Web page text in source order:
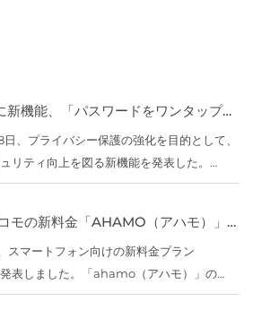
機能、「パスワードをワンタップで
、プライバシー保護の強化を目的として、
リティ向上を図る新機能を発表した。
デリート）」「Locked Folder（ロック
の新料金「AHAMO（アハモ）」
スマートフォン向けの新料金プラン
表しました。「ahamo（アハモ）」の
）「スマホ料金の値下げ」が取り沙汰され